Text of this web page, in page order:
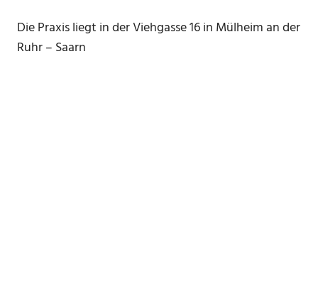
Die Praxis liegt in der Viehgasse 16 in Mülheim an der
Ruhr – Saarn